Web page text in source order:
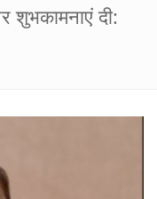
शुभकामनाएं दी: